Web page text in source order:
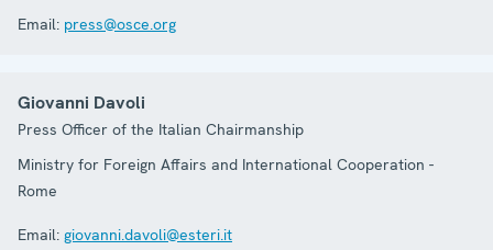
Email: press@osce.org
Giovanni Davoli
Press Officer of the Italian Chairmanship
Ministry for Foreign Affairs and International Cooperation -
Rome
Email: giovanni.davoli@esteri.it